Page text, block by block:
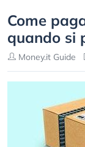
Come
quando si
Money.it Guide